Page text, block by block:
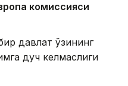
комиссияси
давлат ўзининг
дуч келмаслиги